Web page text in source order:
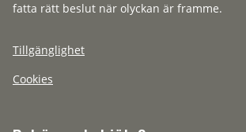
fatta rätt beslut när olyckan är framme.
Tillgänglighet
Cookies